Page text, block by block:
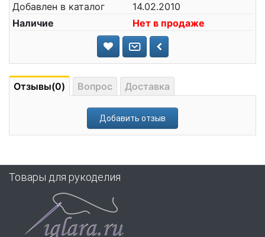
Добавлен в каталог
14.02.2010
Наличие
Нет в продаже
Отзывы(0) Вопрос Доставка
Добавить отзыв
Товары для рукоделия